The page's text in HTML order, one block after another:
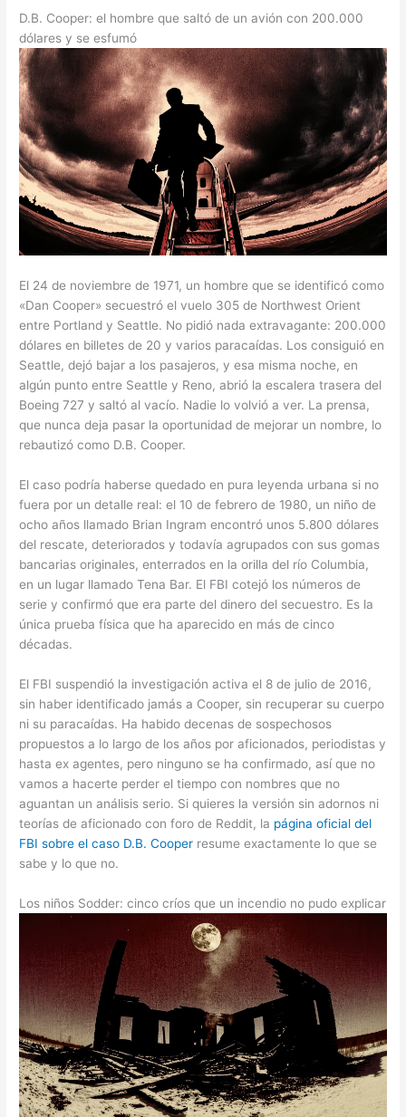
D.B. Cooper: el hombre que saltó de un avión con 200.000
dólares y se esfumó
El 24 de noviembre de 1971, un hombre que se identificó como
«Dan Cooper» secuestró el vuelo 305 de Northwest Orient
entre Portland y Seattle. No pidió nada extravagante: 200.000
dólares en billetes de 20 y varios paracaídas. Los consiguió en
Seattle, dejó bajar a los pasajeros, y esa misma noche, en
algún punto entre Seattle y Reno, abrió la escalera trasera del
Boeing 727 y saltó al vacío. Nadie lo volvió a ver. La prensa,
que nunca deja pasar la oportunidad de mejorar un nombre, lo
rebautizó como D.B. Cooper.
El caso podría haberse quedado en pura leyenda urbana si no
fuera por un detalle real: el 10 de febrero de 1980, un niño de
ocho años llamado Brian Ingram encontró unos 5.800 dólares
del rescate, deteriorados y todavía agrupados con sus gomas
bancarias originales, enterrados en la orilla del río Columbia,
en un lugar llamado Tena Bar. El FBI cotejó los números de
serie y confirmó que era parte del dinero del secuestro. Es la
única prueba física que ha aparecido en más de cinco
décadas.
El FBI suspendió la investigación activa el 8 de julio de 2016,
sin haber identificado jamás a Cooper, sin recuperar su cuerpo
ni su paracaídas. Ha habido decenas de sospechosos
propuestos a lo largo de los años por aficionados, periodistas y
hasta ex agentes, pero ninguno se ha confirmado, así que no
vamos a hacerte perder el tiempo con nombres que no
aguantan un análisis serio. Si quieres la versión sin adornos ni
teorías de aficionado con foro de Reddit, la página oficial del
FBI sobre el caso D.B. Cooper resume exactamente lo que se
sabe y lo que no.
Los niños Sodder: cinco críos que un incendio no pudo explicar